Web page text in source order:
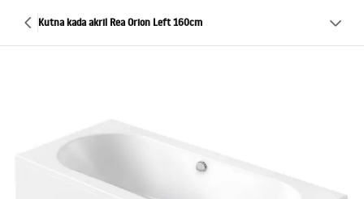
Kutna kada akril Rea Orion Left 160cm